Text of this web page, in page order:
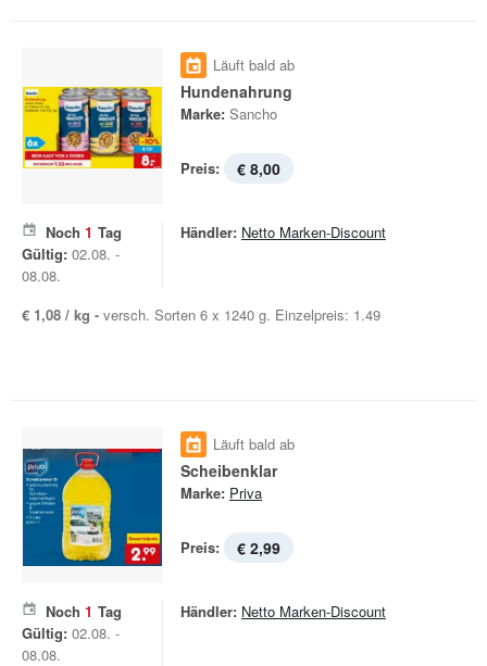
Läuft bald ab
Hundenahrung
Marke: Sancho
Preis: € 8,00
Noch 1 Tag
Gültig: 02.08. -
08.08.
Händler: Netto Marken-Discount
€ 1,08 / kg - versch. Sorten 6 x 1240 g. Einzelpreis: 1.49
Läuft bald ab
Scheibenklar
Marke: Priva
Preis: € 2,99
Noch 1 Tag
Gültig: 02.08. -
08.08.
Händler: Netto Marken-Discount